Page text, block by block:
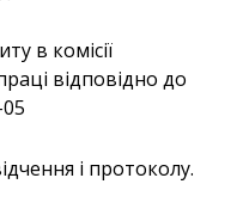
в комісії
відповідно до
і протоколу.